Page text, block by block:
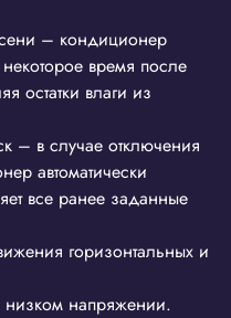
– кондиционер
время после
остатки влаги из
– в случае отключения
автоматически
все ранее заданные
горизонтальных и
низком напряжении.